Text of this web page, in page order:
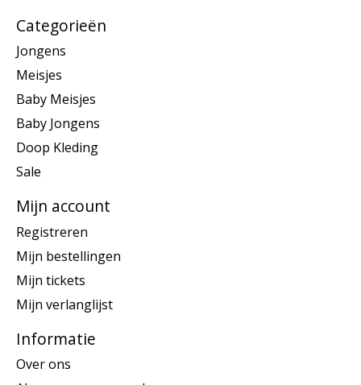
Categorieën
Jongens
Meisjes
Baby Meisjes
Baby Jongens
Doop Kleding
Sale
Mijn account
Registreren
Mijn bestellingen
Mijn tickets
Mijn verlanglijst
Informatie
Over ons